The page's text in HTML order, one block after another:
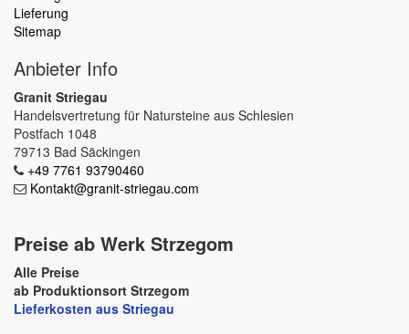
Lieferung
Sitemap
Anbieter Info
Granit Striegau
Handelsvertretung für Natursteine aus Schlesien
Postfach 1048
79713 Bad Säckingen
+49 7761 93790460
Kontakt@granit-striegau.com
Preise ab Werk Strzegom
Alle Preise
ab Produktionsort Strzegom
Lieferkosten aus Striegau